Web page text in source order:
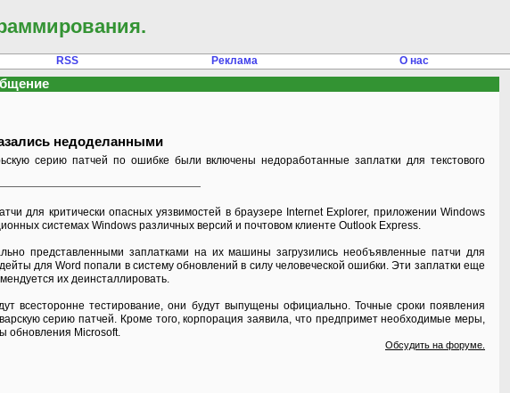
RSS Реклама О нас
недоделанными
серию патчей по ошибке были включены недоработанные заплатки для текстового
для критически опасных уязвимостей в браузере Internet Explorer, приложении Windows
системах Windows различных версий и почтовом клиенте Outlook Express.
представленными заплатками на их машины загрузились необъявленные патчи для
для Word попали в систему обновлений в силу человеческой ошибки. Эти заплатки еще
их деинсталлировать.
всесторонне тестирование, они будут выпущены официально. Точные сроки появления
серию патчей. Кроме того, корпорация заявила, что предпримет необходимые меры,
обновления Microsoft.
Обсудить на форуме.